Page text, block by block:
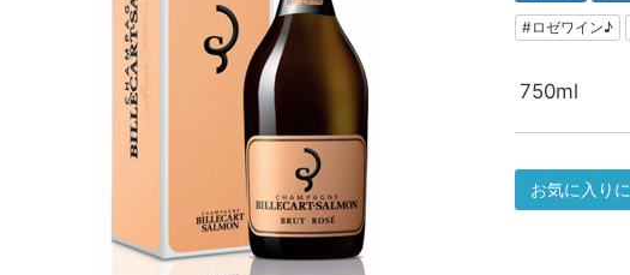
#ロゼワイン♪
750ml
お気に入り